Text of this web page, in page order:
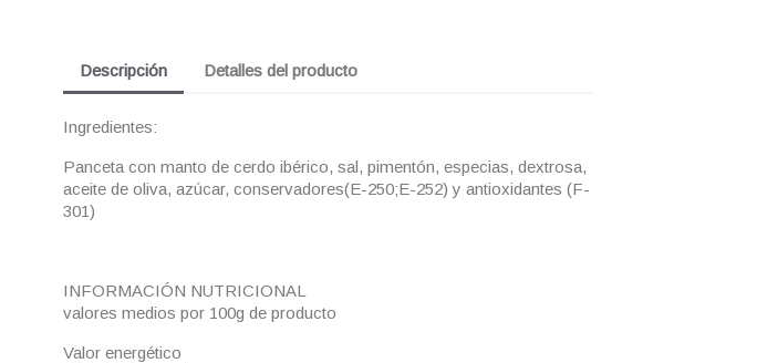
Descripción Detalles del producto
Ingredientes:
Panceta con manto de cerdo ibérico, sal, pimentón, especias, dextrosa,
aceite de oliva, azúcar, conservadores(E-250;E-252) y antioxidantes (F-
301)
INFORMACIÓN NUTRICIONAL
valores medios por 100g de producto
Valor energético